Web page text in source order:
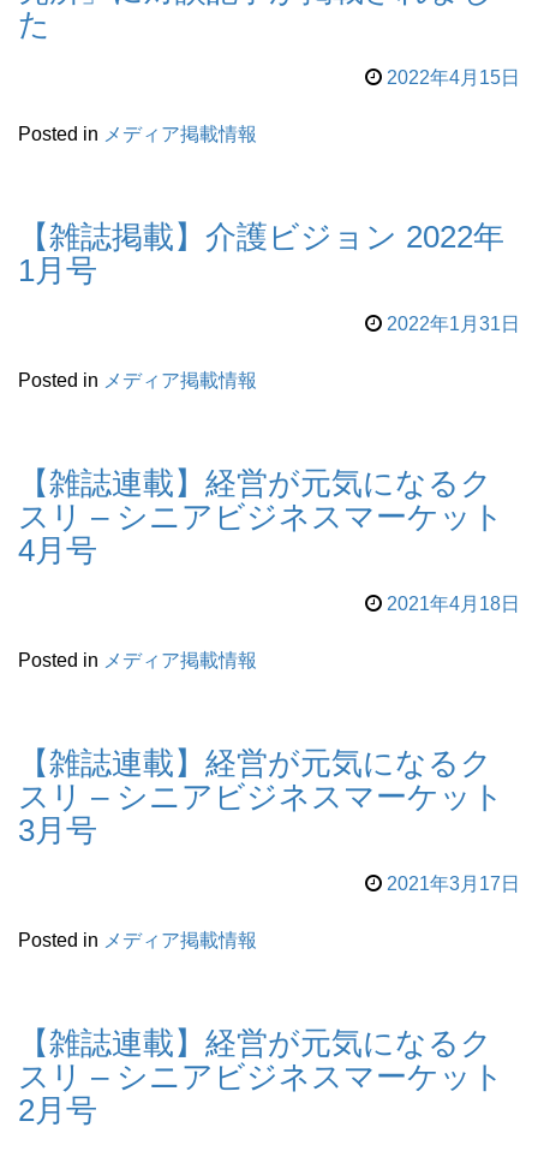
た
2022年4月15日
Posted in メディア掲載情報
【雑誌掲載】介護ビジョン 2022年
1月号
2022年1月31日
Posted in メディア掲載情報
【雑誌連載】経営が元気になるク
スリ – シニアビジネスマーケット
4月号
2021年4月18日
Posted in メディア掲載情報
【雑誌連載】経営が元気になるク
スリ – シニアビジネスマーケット
3月号
2021年3月17日
Posted in メディア掲載情報
【雑誌連載】経営が元気になるク
スリ – シニアビジネスマーケット
2月号